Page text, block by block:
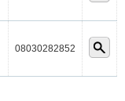
08030282852